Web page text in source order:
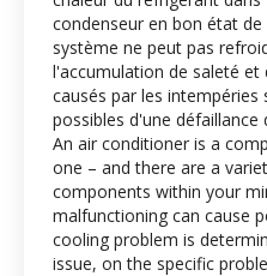
condenseur en bon état
système ne peut pas
l'accumulation de saleté et
causés par les
possibles d'une défaillance
An air conditioner is a
one – and there are a
components within your
malfunctioning can cause
cooling problem is
issue, on the specific